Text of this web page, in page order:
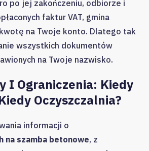
po jej zakończeniu, odbiorze i
faktur VAT, gmina
na Twoje konto. Dlatego tak
wszystkich dokumentów
na Twoje nazwisko.
I Ograniczenia: Kiedy
Oczyszczalnia?
informacji o
na szamba betonowe, z